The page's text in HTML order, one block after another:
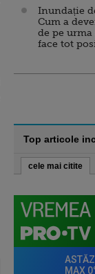
Inundație
Cum a
de pe urma
face tot
Top articole
cele mai citite